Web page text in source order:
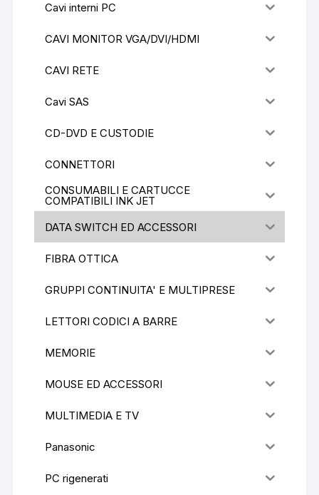
Cavi interni PC
CAVI MONITOR VGA/DVI/HDMI
CAVI RETE
Cavi SAS
CD-DVD E CUSTODIE
CONNETTORI
CONSUMABILI E CARTUCCE
COMPATIBILI INK JET
DATA SWITCH ED ACCESSORI
FIBRA OTTICA
GRUPPI CONTINUITA' E MULTIPRESE
LETTORI CODICI A BARRE
MEMORIE
MOUSE ED ACCESSORI
MULTIMEDIA E TV
Panasonic
PC rigenerati